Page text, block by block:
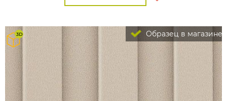
Образец в магазине